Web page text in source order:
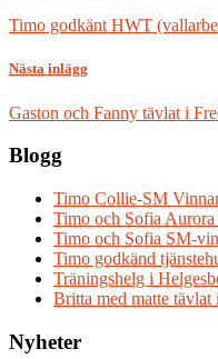
Timo godkänt HWT
Nästa inlägg
Gaston och Fanny tävlat i
Blogg
Timo Collie-SM
Timo och Sofia Aurora
Timo och Sofia SM-
Timo godkänd
Träningshelg i
Britta med matte
Nyheter